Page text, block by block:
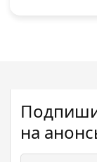
на